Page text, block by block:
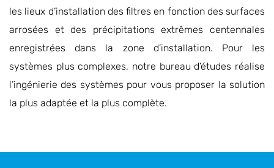
les lieux d’installation des filtres en fonction des surfaces
arrosées et des précipitations extrêmes centennales
enregistrées dans la zone d’installation. Pour les
systèmes plus complexes, notre bureau d’études réalise
l’ingénierie des systèmes pour vous proposer la solution
la plus adaptée et la plus complète.